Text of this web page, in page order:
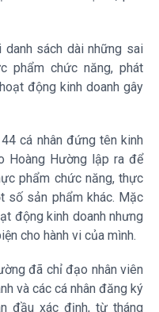
sách dài những sai
phẩm chức năng, phát
động kinh doanh gây
cá nhân đứng tên kinh
Hoàng Hường lập ra để
phẩm chức năng, thực
số sản phẩm khác. Mặc
động kinh doanh nhưng
cho hành vi của mình.
đã chỉ đạo nhân viên
và các cá nhân đăng ký
đầu xác định, từ tháng